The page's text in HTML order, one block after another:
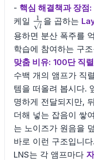
- 핵심 해결책과 장점:
케일 \frac{1}
{\sqrt{l}}
l
1 을 곱하는
용하면 분산 폭주를
학습에 참여하는 구
맞춤 비유: 100단 직
수백 개의 앰프가 직
템을 떠올려 봅시다.
명하게 전달되지만,
더해 넣는 잡음이 쌓
는 노이즈가 원음을
바로 이런 구조입니다.
LNS는 각 앰프마다